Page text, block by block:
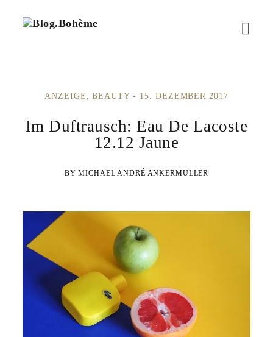
B
è
M
ö
ANZEIGE BEAUTY 15. DEZEMBER 2017
Im Duftrausch: Eau De Lacoste
12.12 Jaune
MICHAEL ANDRÉ ANKERMÜLLER